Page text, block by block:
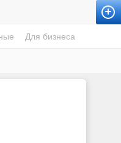
Для бизнеса